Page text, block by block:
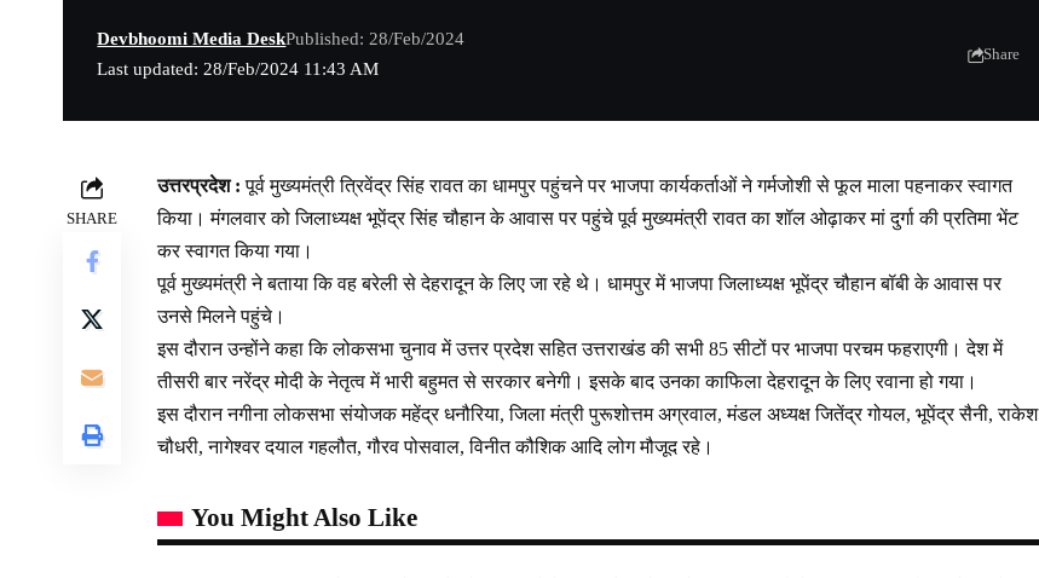
Last updated: 28/Feb/2024 11:43 AM
Devbhoomi Media DeskPublished: 28/Feb/2024
Share
SHARE
उत्तरप्रदेश :पूर्व मुख्यमंत्री त्रिवेंद्र सिंह रावत का धामपुर पहुंचने पर भाजपा कार्यकर्ताओं ने गर्मजोशी से फूल माला पहनाकर स्वागत
किया। मंगलवार को जिलाध्यक्ष भूपेंद्र सिंह चौहान के आवास पर पहुंचे पूर्व मुख्यमंत्री रावत का शॉल ओढ़ाकर मां दुर्गा की प्रतिमा भेंट
कर स्वागत किया गया।
पूर्व मुख्यमंत्री ने बताया कि वह बरेली से देहरादून के लिए जा रहे थे। धामपुर में भाजपा जिलाध्यक्ष भूपेंद्र चौहान बॉबी के आवास पर
उनसे मिलने पहुंचे।
इस दौरान उन्होंने कहा कि लोकसभा चुनाव में उत्तर प्रदेश सहित उत्तराखंड की सभी 85 सीटों पर भाजपा परचम फहराएगी। देश में
तीसरी बार नरेंद्र मोदी के नेतृत्व में भारी बहुमत से सरकार बनेगी। इसके बाद उनका काफिला देहरादून के लिए रवाना हो गया।
इस दौरान नगीना लोकसभा संयोजक महेंद्र धनौरिया, जिला मंत्री पुरूशोत्तम अग्रवाल, मंडल अध्यक्ष जितेंद्र गोयल, भूपेंद्र सैनी, राकेश
चौधरी, नागेश्वर दयाल गहलौत, गौरव पोसवाल, विनीत कौशिक आदि लोग मौजूद रहे।
You Might Also Like